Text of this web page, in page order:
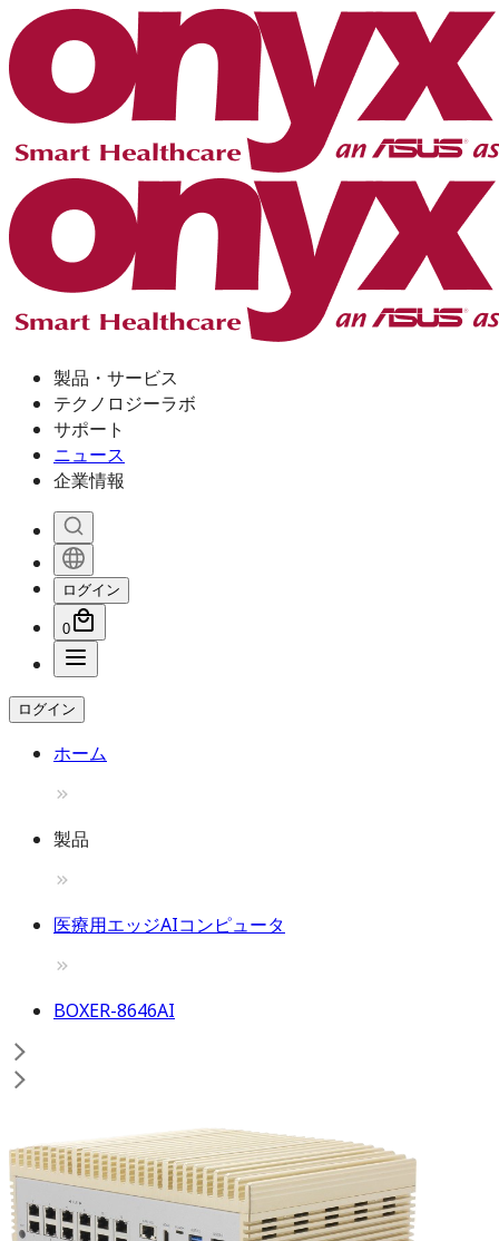
製品・サービス
テクノロジーラボ
サポート
ニュース
企業情報
ログイン
0
ログイン
ホーム
製品
医療用エッジAIコンピュータ
BOXER-8646AI